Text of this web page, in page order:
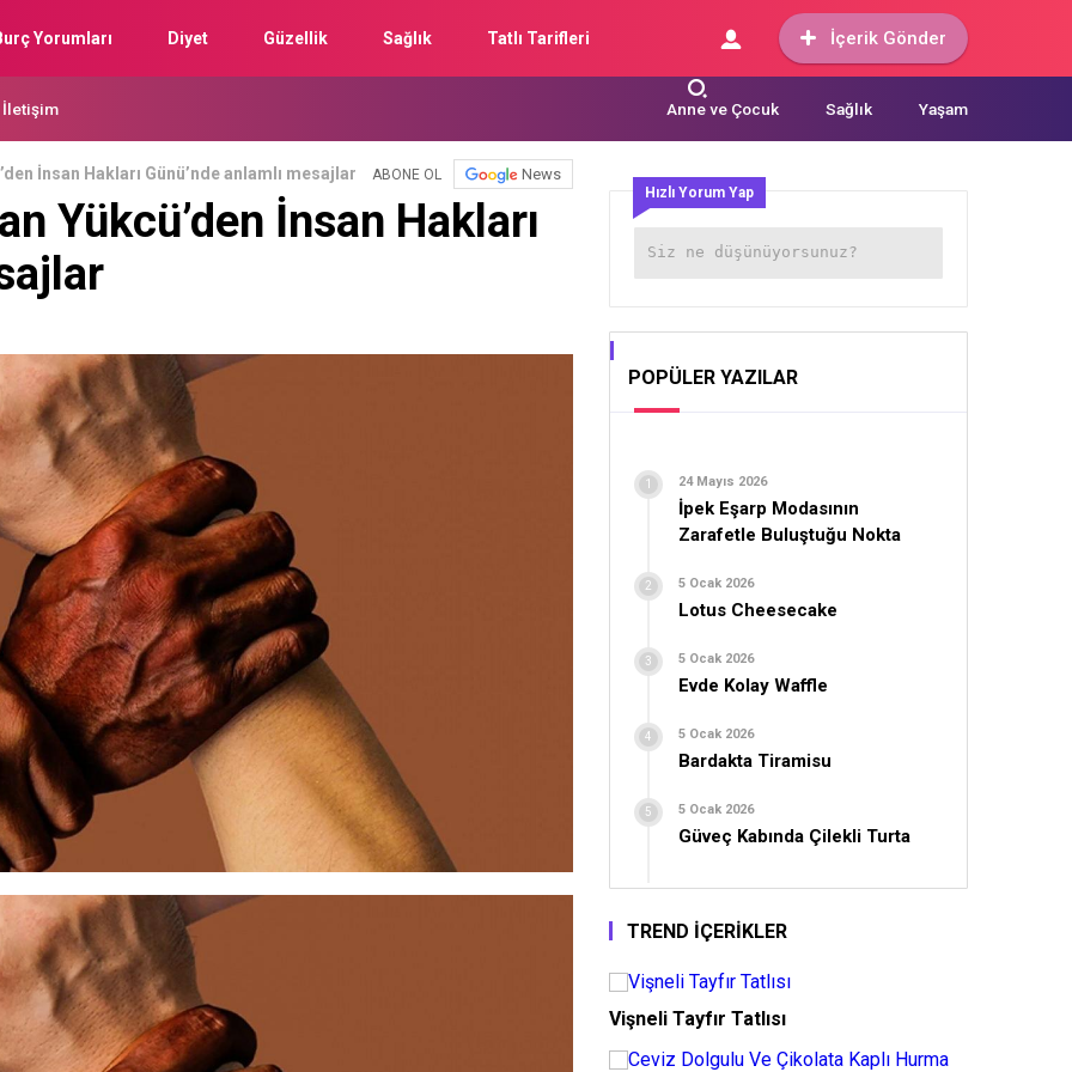
Yorumları Diyet Güzellik Sağlık Tatlı Tarifleri İçerik Gönder
İletişim Anne ve Çocuk Sağlık Yaşam
İnsan Hakları Günü’nde anlamlı mesajlar ABONE OL News
Yükcü’den İnsan Hakları
Hızlı Yorum Yap
POPÜLER YAZILAR
24 Mayıs 2026
İpek Eşarp Modasının
Zarafetle Buluştuğu Nokta
5 Ocak 2026
Lotus Cheesecake
5 Ocak 2026
Evde Kolay Waffle
5 Ocak 2026
Bardakta Tiramisu
5 Ocak 2026
Güveç Kabında Çilekli Turta
TREND İÇERİKLER
Vişneli Tayfır Tatlısı